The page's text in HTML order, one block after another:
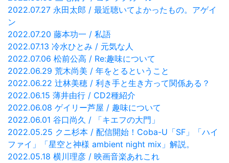
2022.07.27 永田太郎 / 最近聴いてよかったもの。アゲイ
ン
2022.07.20 藤本功一 / 私語
2022.07.13 冷水ひとみ / 元気な人
2022.07.06 松前公高 / Re:趣味について
2022.06.29 荒木尚美 / 年をとるということ
2022.06.22 辻林美穂 / 利き手と生き方って関係ある？
2022.06.15 薄井由行 / CD2種紹介
2022.06.08 ゲイリー芦屋 / 趣味について
2022.06.01 谷口尚久 / 「キエフの大門」
2022.05.25 クニ杉本 / 配信開始！Coba-U「SF」「ハイ
ファイ」「星空と神様 ambient night mix」解説。
2022.05.18 横川理彦 / 映画音楽あれこれ